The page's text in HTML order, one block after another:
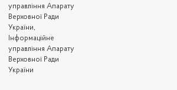
управління Апарату
Верховної Ради
України,
Інформаційне
управління Апарату
Верховної Ради
України